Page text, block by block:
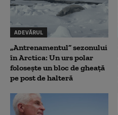
ADEVĂRUL
„Antrenamentul” sezonului
în Arctica: Un urs polar
folosește un bloc de gheață
pe post de halteră